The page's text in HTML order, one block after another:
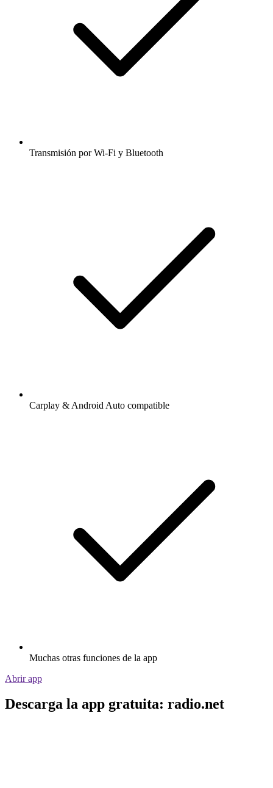
Transmisión por Wi-Fi y Bluetooth
Carplay & Android Auto compatible
Muchas otras funciones de la app
Abrir app
Descarga la app gratuita: radio.net